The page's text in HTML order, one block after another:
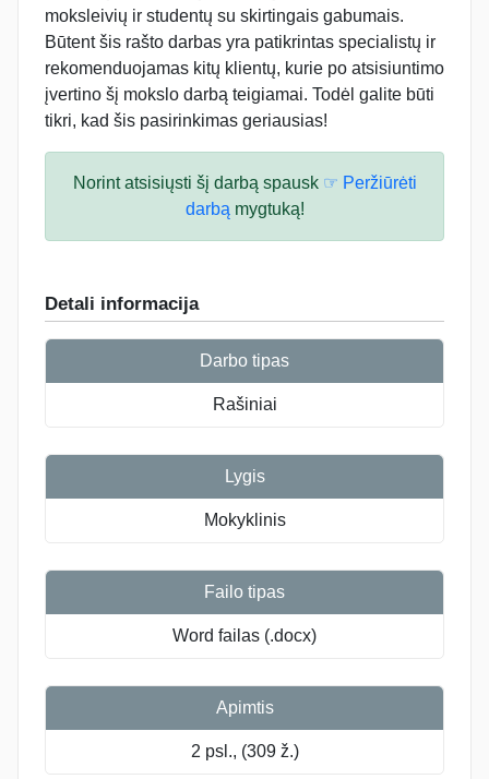
moksleivių ir studentų su skirtingais gabumais.
Būtent šis rašto darbas yra patikrintas specialistų ir
rekomenduojamas kitų klientų, kurie po atsisiuntimo
įvertino šį mokslo darbą teigiamai. Todėl galite būti
tikri, kad šis pasirinkimas geriausias!
Norint atsisiųsti šį darbą spausk ☞ Peržiūrėti
darbą mygtuką!
Detali informacija
Darbo tipas
Rašiniai
Lygis
Mokyklinis
Failo tipas
Word failas (.docx)
Apimtis
2 psl., (309 ž.)